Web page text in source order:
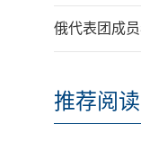
俄代表团成
推荐阅读